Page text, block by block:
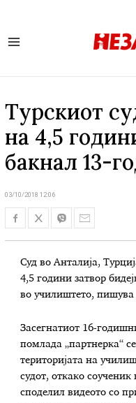
Турскиот
на 4,5
бакнал 13-
03/10/2018 12:06
Суд во Анталија,
4,5 години затвор
во училиштето, пишува
Засегнатиот 16-
помлада „партнерка“
територијата на
судот, откако
споделил видеото со